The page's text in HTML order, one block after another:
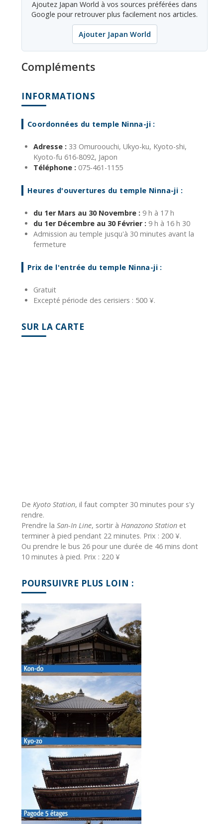
Ajoutez Japan World à vos sources préférées dans
Google pour retrouver plus facilement nos articles.
Ajouter Japan World
Compléments
INFORMATIONS
Coordonnées du temple Ninna-ji :
Adresse : 33 Omuroouchi, Ukyo-ku, Kyoto-shi,
Kyoto-fu 616-8092, Japon
Téléphone : 075-461-1155
Heures d'ouvertures du temple Ninna-ji :
du 1er Mars au 30 Novembre : 9 h à 17 h
du 1er Décembre au 30 Février : 9 h à 16 h 30
Admission au temple jusqu'à 30 minutes avant la
fermeture
Prix de l'entrée du temple Ninna-ji :
Gratuit
Excepté période des cerisiers : 500 ¥.
SUR LA CARTE
De Kyoto Station, il faut compter 30 minutes pour s'y
rendre.
Prendre la San-In Line, sortir à Hanazono Station et
terminer à pied pendant 22 minutes. Prix : 200 ¥.
Ou prendre le bus 26 pour une durée de 46 mins dont
10 minutes à pied. Prix : 220 ¥
POURSUIVRE PLUS LOIN :